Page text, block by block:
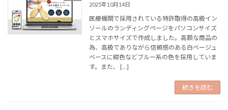
2025年10月14日
医療機関で採用されている特許取得の高級イン
ソールのランディングページをパソコンサイズ
とスマホサイズで作成しました。高額な商品の
為、高級でありながら信頼感のある白ベージュ
ベースに紺色などブルー系の色を採用していま
す。また、 […]
続きを読む